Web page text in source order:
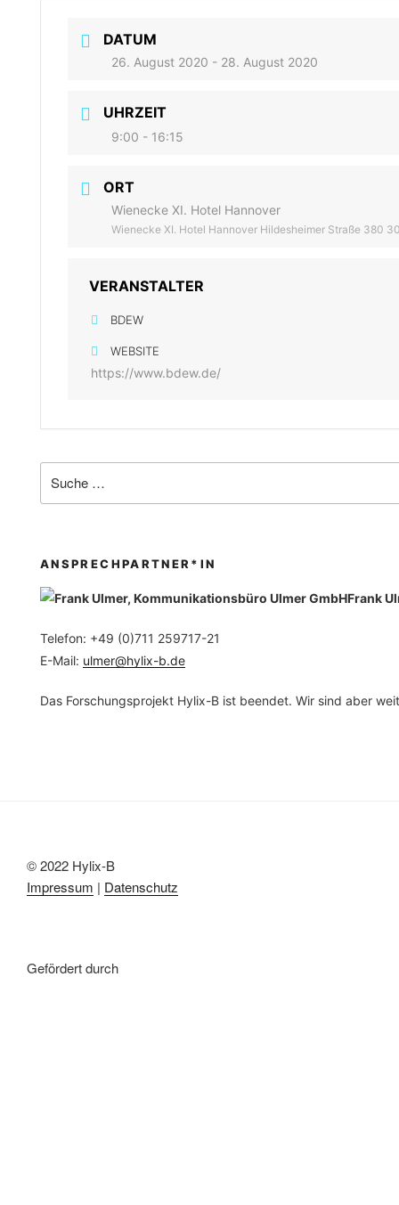
DATUM
26. August 2020 - 28. August 2020
UHRZEIT
9:00 - 16:15
ORT
Wienecke XI. Hotel Hannover
Wienecke XI. Hotel Hannover Hildesheimer Straße 380
VERANSTALTER
BDEW
WEBSITE
https://www.bdew.de/
ANSPRECHPARTNER*IN
Frank
Telefon: +49 (0)711 259717-21
E-Mail: ulmer@hylix-b.de
Das Forschungsprojekt Hylix-B ist beendet. Wir sind aber
© 2022 Hylix-B
Impressum | Datenschutz
Gefördert durch